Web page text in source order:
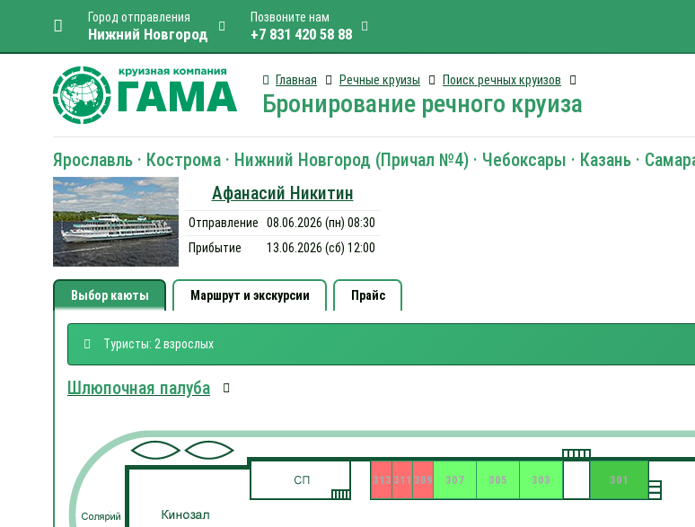
Город отправления
Нижний Новгород
Позвоните нам
+7 831 420 58 88
Главная Речные круизы Поиск речных круизов
Бронирование речного круиза
Ярославль · Кострома · Нижний Новгород (Причал №4) · Чебоксары · Казань ·
Афанасий Никитин
Отправление
08.06.2026 (пн) 08:30
Прибытие
13.06.2026 (сб) 12:00
Выбор каюты Маршрут и экскурсии Прайс
Туристы: 2 взрослых
Шлюпочная палуба
301
303
305
307
309
311
313